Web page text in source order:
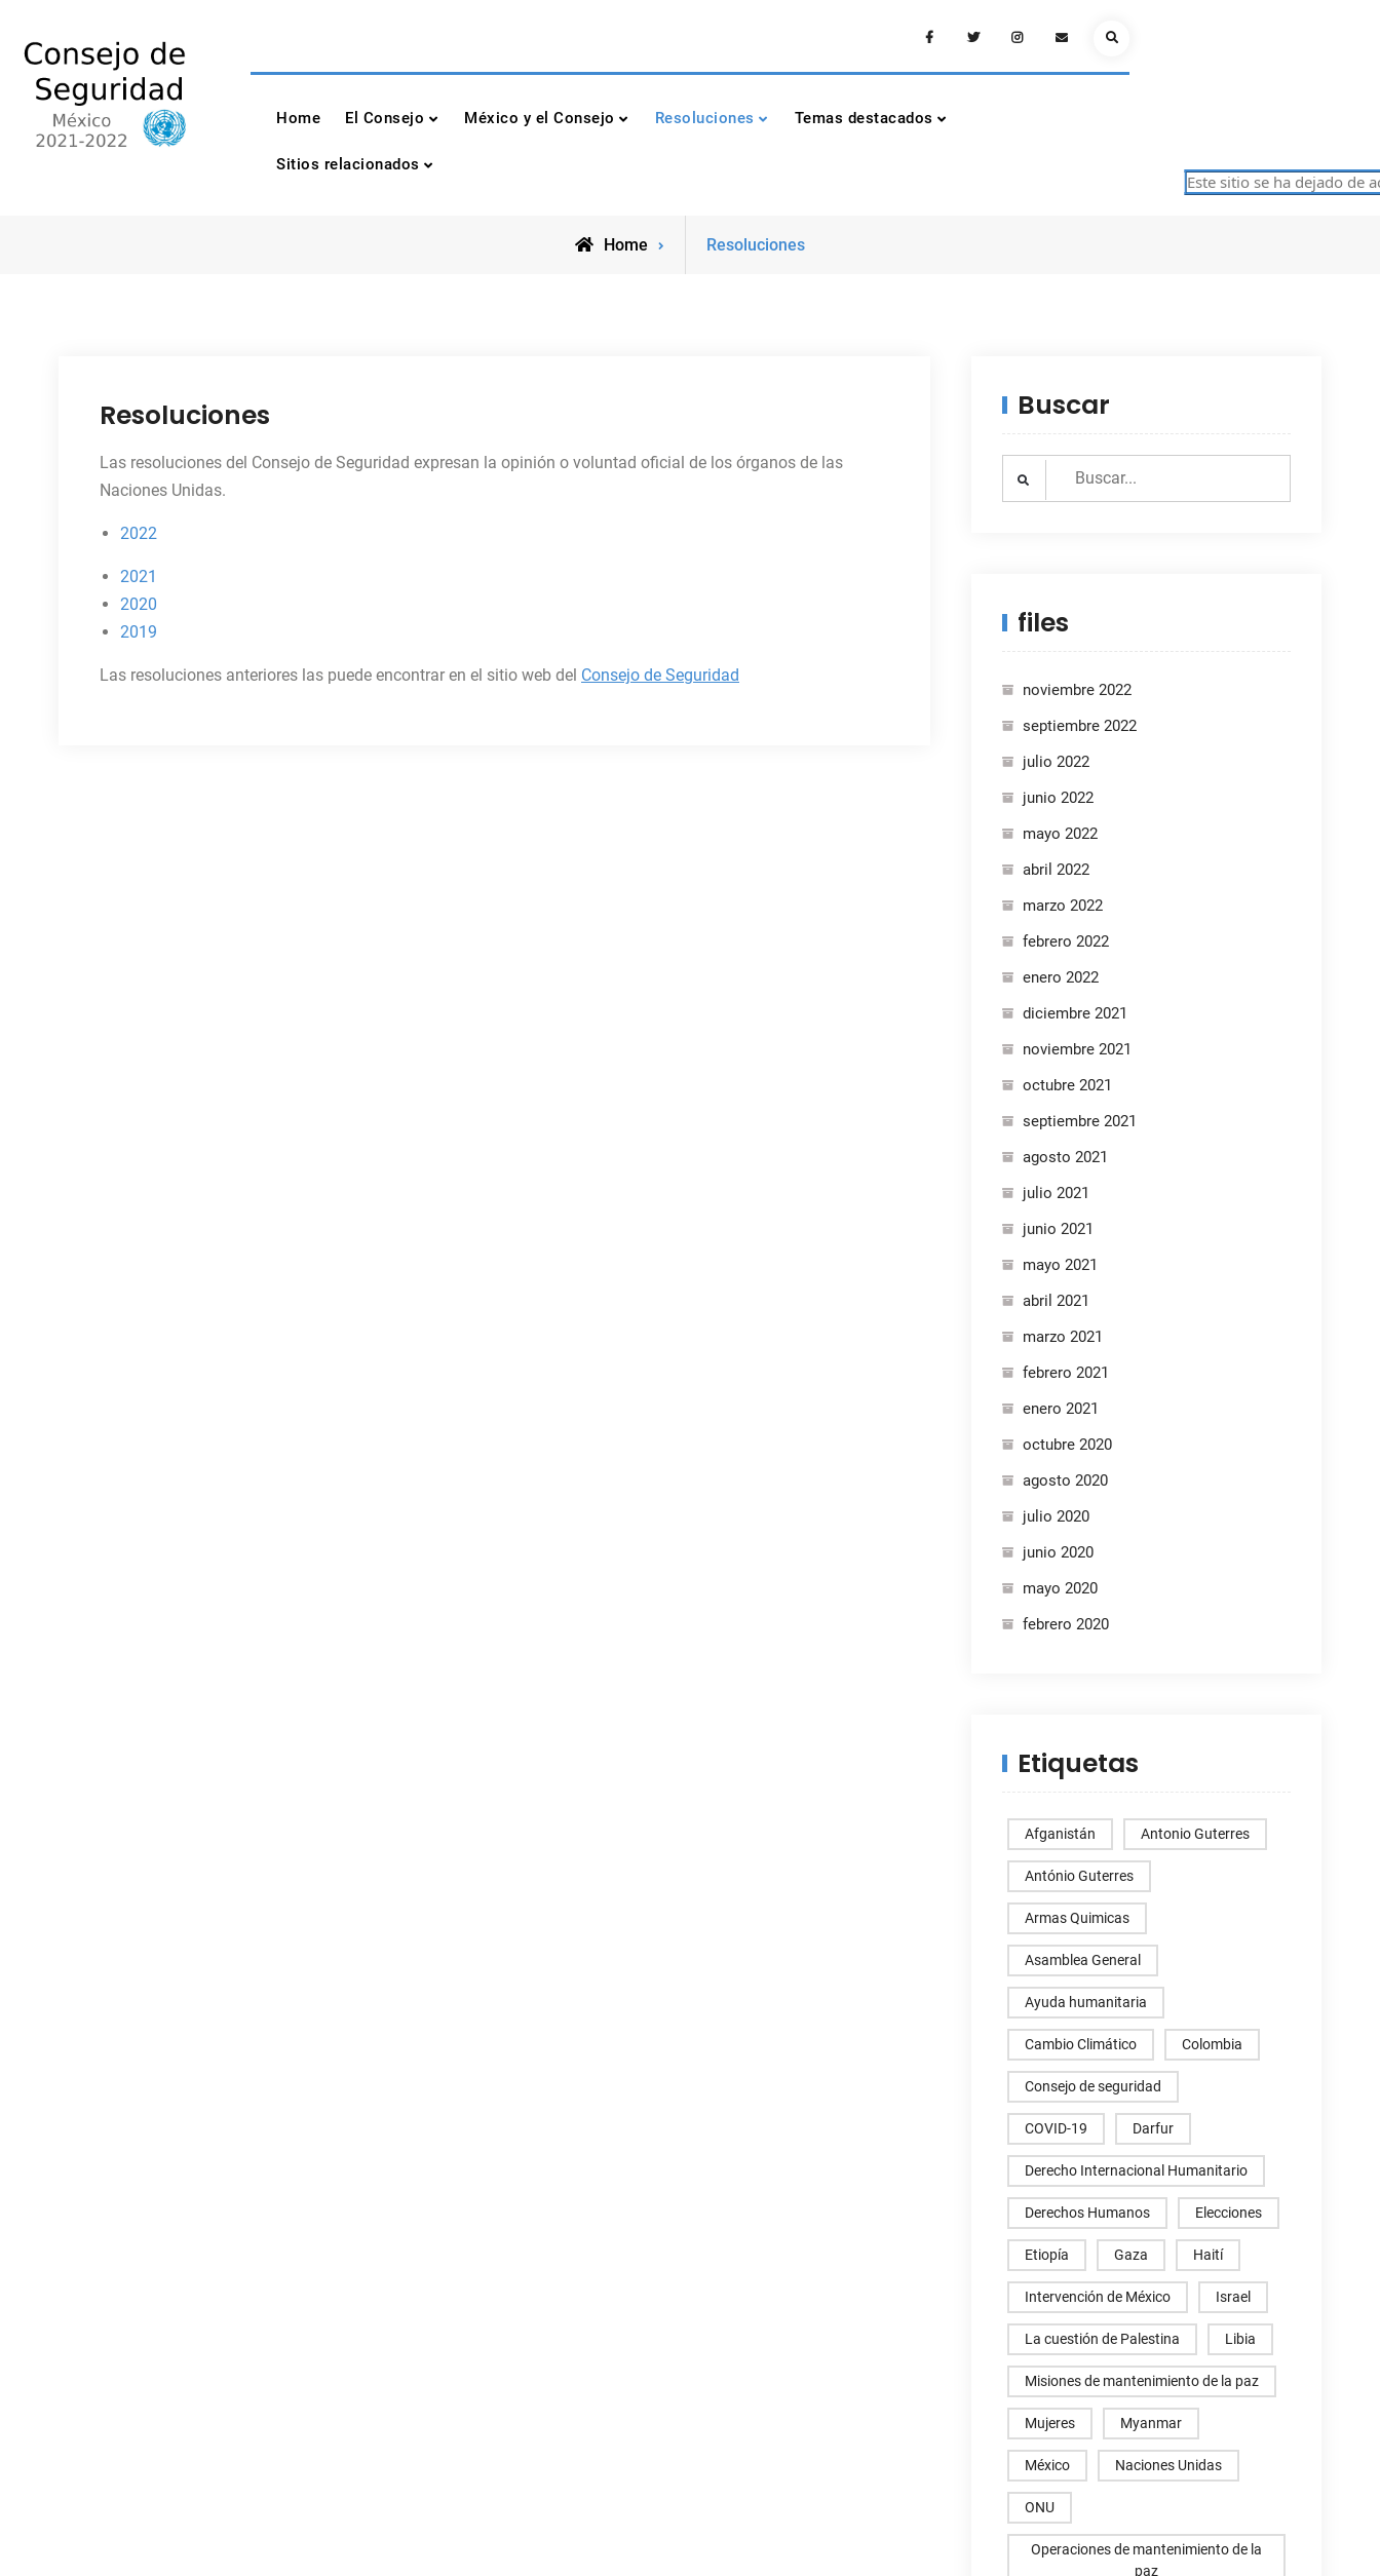
content
Consejo de Seguridad de las Naciones Unidas
México 2021-2022
FacebookTwitterInstagramEmailSearch
Home El Consejo México y el Consejo Resoluciones Temas destacados
Sitios relacionados
Este sitio se ha dejado de
Home Resoluciones
Resoluciones
Las resoluciones del Consejo de Seguridad expresan la opinión o voluntad oficial de los órganos de las
Naciones Unidas.
2022
2021
2020
2019
Las resoluciones anteriores las puede encontrar en el sitio web del Consejo de Seguridad
Buscar
files
noviembre 2022
septiembre 2022
julio 2022
junio 2022
mayo 2022
abril 2022
marzo 2022
febrero 2022
enero 2022
diciembre 2021
noviembre 2021
octubre 2021
septiembre 2021
agosto 2021
julio 2021
junio 2021
mayo 2021
abril 2021
marzo 2021
febrero 2021
enero 2021
octubre 2020
agosto 2020
julio 2020
junio 2020
mayo 2020
febrero 2020
Etiquetas
Afganistán Antonio Guterres
António Guterres
Armas Quimicas
Asamblea General
Ayuda humanitaria
Cambio Climático Colombia
Consejo de seguridad
COVID-19 Darfur
Derecho Internacional Humanitario
Derechos Humanos Elecciones
Etiopía Gaza Haití
Intervención de México Israel
La cuestión de Palestina Libia
Misiones de mantenimiento de la paz
Mujeres Myanmar
México Naciones Unidas
ONU
Operaciones de mantenimiento de la
paz